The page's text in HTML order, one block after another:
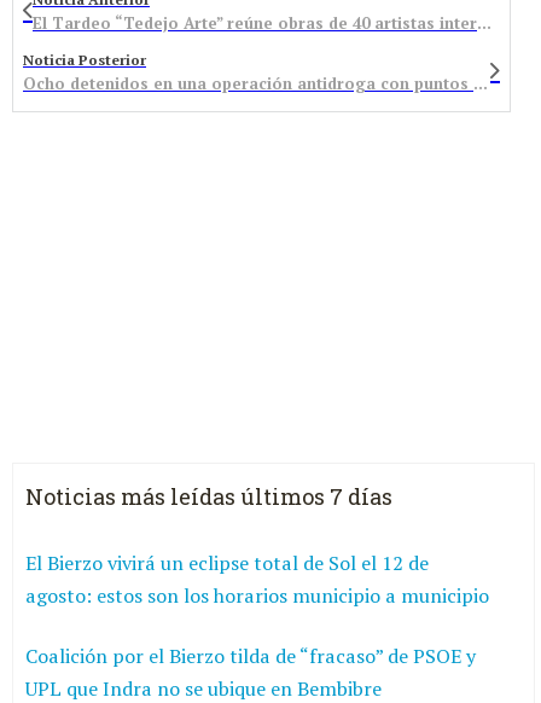
El Tardeo “Tedejo Arte” reúne obras de 40 artistas internacionales con un atractivo programa de actos
Noticia Posterior
Ocho detenidos en una operación antidroga con puntos de venta en Bembibre y en el Bierzo Alto
Noticias más leídas últimos 7 días
El Bierzo vivirá un eclipse total de Sol el 12 de
agosto: estos son los horarios municipio a municipio
Coalición por el Bierzo tilda de “fracaso” de PSOE y
UPL que Indra no se ubique en Bembibre